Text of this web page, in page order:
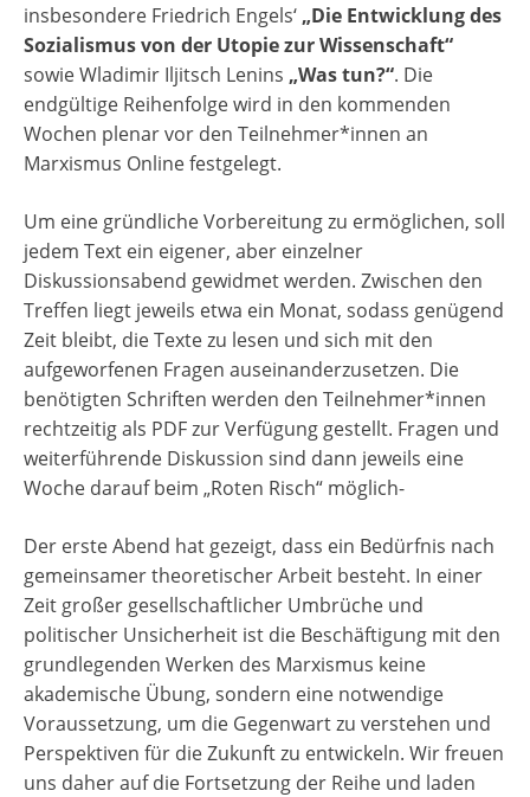
insbesondere Friedrich Engels‘ „Die Entwicklung des
Sozialismus von der Utopie zur Wissenschaft“
sowie Wladimir Iljitsch Lenins „Was tun?“. Die
endgültige Reihenfolge wird in den kommenden
Wochen plenar vor den Teilnehmer*innen an
Marxismus Online festgelegt.
Um eine gründliche Vorbereitung zu ermöglichen, soll
jedem Text ein eigener, aber einzelner
Diskussionsabend gewidmet werden. Zwischen den
Treffen liegt jeweils etwa ein Monat, sodass genügend
Zeit bleibt, die Texte zu lesen und sich mit den
aufgeworfenen Fragen auseinanderzusetzen. Die
benötigten Schriften werden den Teilnehmer*innen
rechtzeitig als PDF zur Verfügung gestellt. Fragen und
weiterführende Diskussion sind dann jeweils eine
Woche darauf beim „Roten Risch“ möglich-
Der erste Abend hat gezeigt, dass ein Bedürfnis nach
gemeinsamer theoretischer Arbeit besteht. In einer
Zeit großer gesellschaftlicher Umbrüche und
politischer Unsicherheit ist die Beschäftigung mit den
grundlegenden Werken des Marxismus keine
akademische Übung, sondern eine notwendige
Voraussetzung, um die Gegenwart zu verstehen und
Perspektiven für die Zukunft zu entwickeln. Wir freuen
uns daher auf die Fortsetzung der Reihe und laden